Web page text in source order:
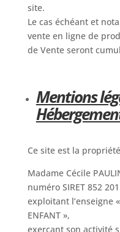
site.
Le cas échéant et
vente en ligne de
de Vente seront
Mentions
Ce site est la
Madame Cécile
numéro SIRET 852
exploitant l’enseigne «
ENFANT »,
exerçant son activité